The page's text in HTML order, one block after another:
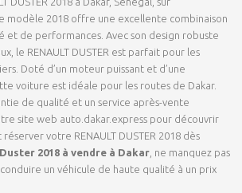
modèle 2018 offre une excellente combinaison
et de performances. Avec son design robuste
le RENAULT DUSTER est parfait pour les
Doté d’un moteur puissant et d’une
voiture est idéale pour les routes de Dakar.
de qualité et un service après-vente
site web auto.dakar.express pour découvrir
votre RENAULT DUSTER 2018 dès
2018 à vendre à Dakar , ne manquez pas
un véhicule de haute qualité à un prix